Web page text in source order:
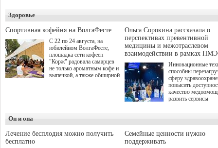
а сам он
Здоровье
Спортивная кофейня на ВолгаФесте
С 22 по 24 августа, на
юбилейном ВолгаФесте,
площадка сети кофеен
"Корж" радовала самарцев
не только ароматным кофе и
выпечкой, а также обширной
Ольга Сорокина рассказала о
перспективах превентивной
медицины и межотраслевом
взаимодействии в рамках
Инновационные
способны
сферу
повысить
качество
развить сервисы
определенными
К ним можно
Он и она
Лечение бесплодия можно получить
бесплатно
Семейные ценности нужно
поддерживать